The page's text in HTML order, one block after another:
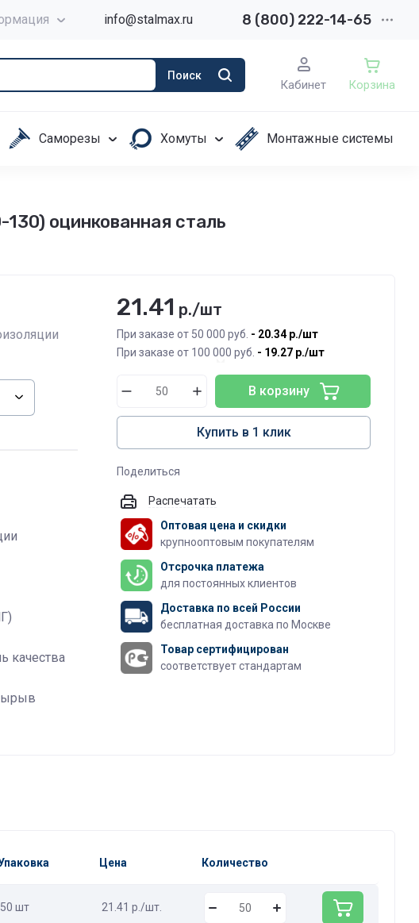
info@stalmax.ru 8 (800) 222-14-65
Поиск
Кабинет Корзина
Саморезы Хомуты Монтажные системы
оцинкованная сталь
качества
21.41 р./шт
20.34р./шт
При заказе от 50 000 руб.
19.27 р./шт
При заказе от 100 000 руб.
В корзину
Купить в 1 клик
Поделиться
Распечатать
Оптовая цена и скидки
крупнооптовым покупателям
Отсрочка платежа
для постоянных клиентов
Доставка по всей России
бесплатная доставка по Москве
Товар сертифицирован
соответствует стандартам
Цена Количество
50 шт 21.41 р./шт.